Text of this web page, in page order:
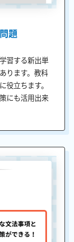
題
習する新出単
ります。教科
役立ちます。
にも活用出来